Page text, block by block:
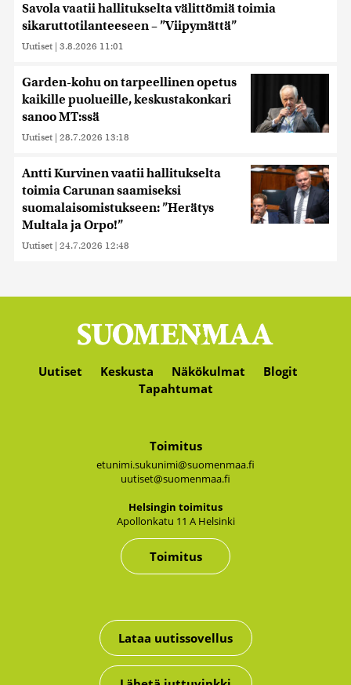
Savola vaatii hallitukselta välittömiä toimia
sikaruttotilanteeseen – ”Viipymättä”
Uutiset | 3.8.2026 11:01
Garden-kohu on tarpeellinen opetus
kaikille puolueille, keskustakonkari
sanoo MT:ssä
Uutiset | 28.7.2026 13:18
Antti Kurvinen vaatii hallitukselta
toimia Carunan saamiseksi
suomalaisomistukseen: ”Herätys
Multala ja Orpo!”
Uutiset | 24.7.2026 12:48
Uutiset Keskusta Näkökulmat
Blogit
Tapahtumat
Toimitus
etunimi.sukunimi@suomenmaa.fi
uutiset@suomenmaa.fi
Hel­sin­gin toi­mi­tus
Apol­lon­ka­tu 11 A Hel­sin­ki
Toimitus
Lataa uutissovellus